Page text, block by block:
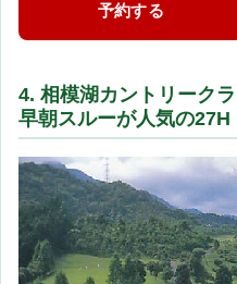
予約する
4. 相模湖カントリーク
早朝スルーが人気の27H